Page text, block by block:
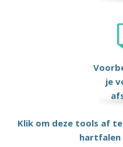
je
Klik om deze tools af